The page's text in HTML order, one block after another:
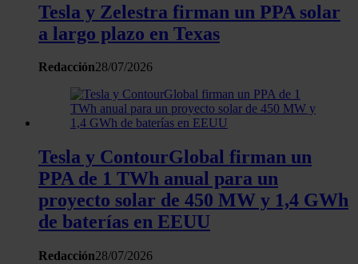
Tesla y Zelestra firman un PPA solar
a largo plazo en Texas
Redacción28/07/2026
Tesla y ContourGlobal firman un
PPA de 1 TWh anual para un
proyecto solar de 450 MW y 1,4 GWh
de baterías en EEUU
Redacción28/07/2026